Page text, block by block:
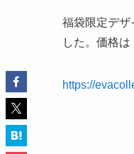
福袋限定デザ
した。価格は
https://